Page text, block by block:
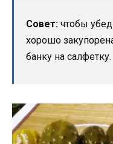
Совет: чтобы
хорошо
банку на салфетку.